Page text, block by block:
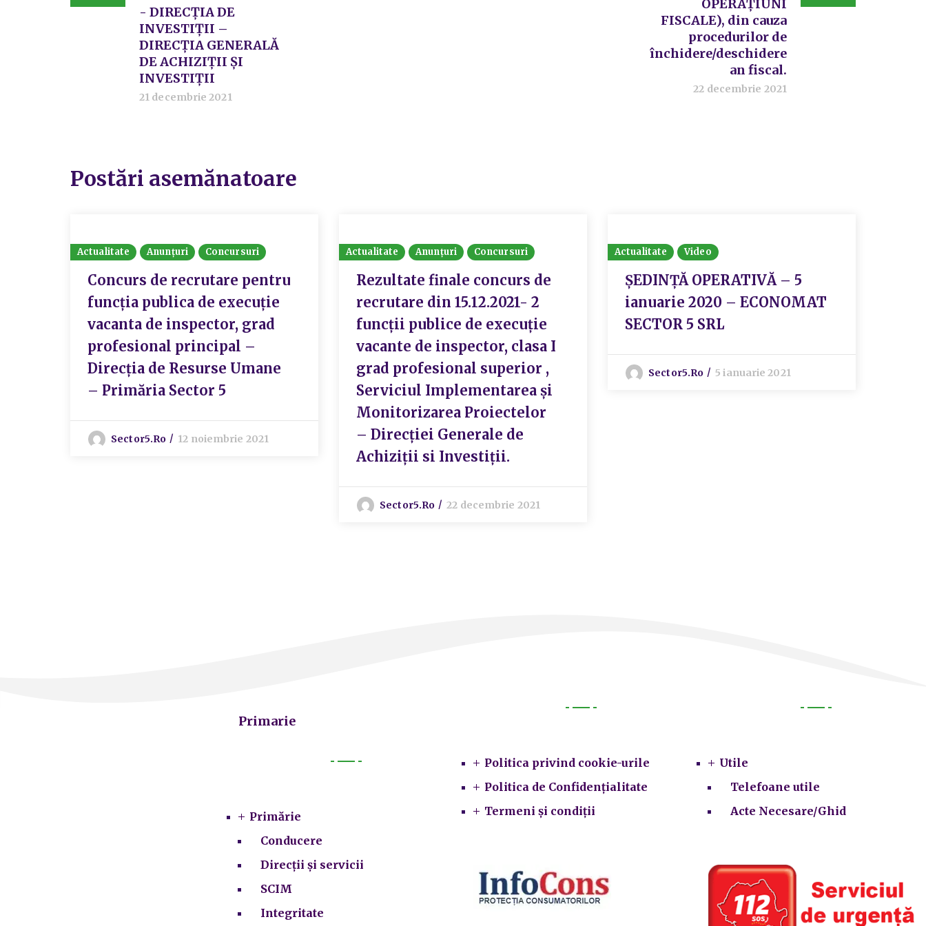
- DIRECȚIA DE
INVESTIȚII –
DIRECȚIA GENERALĂ
DE ACHIZIȚII ȘI
INVESTIȚII
21 decembrie 2021
OPERAȚIUNI
FISCALE), din cauza
procedurilor de
închidere/deschidere
an fiscal.
22 decembrie 2021
Postări asemănatoare
Actualitate Anunțuri Concursuri
Concurs de recrutare pentru
funcția publica de execuție
vacanta de inspector, grad
profesional principal –
Direcția de Resurse Umane
– Primăria Sector 5
Sector5.ro 12 noiembrie 2021
Actualitate Anunțuri Concursuri
Rezultate finale concurs de
recrutare din 15.12.2021- 2
funcții publice de execuție
vacante de inspector, clasa I
grad profesional superior ,
Serviciul Implementarea și
Monitorizarea Proiectelor
– Direcției Generale de
Achiziții si Investiții.
Sector5.ro 22 decembrie 2021
Actualitate Video
ȘEDINȚĂ OPERATIVĂ – 5
ianuarie 2020 – ECONOMAT
SECTOR 5 SRL
Sector5.ro 5 ianuarie 2021
Primarie
Primărie
Conducere
Direcții și servicii
SCIM
Integritate
Politica privind cookie-urile
Politica de Confidențialitate
Termeni și condiții
Utile
Telefoane utile
Acte Necesare/Ghid